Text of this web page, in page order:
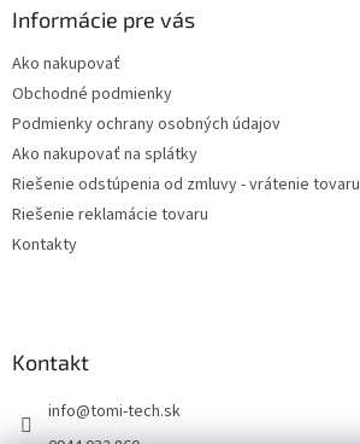
Informácie pre vás
Ako nakupovať
Obchodné podmienky
Podmienky ochrany osobných údajov
Ako nakupovať na splátky
Riešenie odstúpenia od zmluvy - vrátenie tovaru
Riešenie reklamácie tovaru
Kontakty
Kontakt
info@tomi-tech.sk